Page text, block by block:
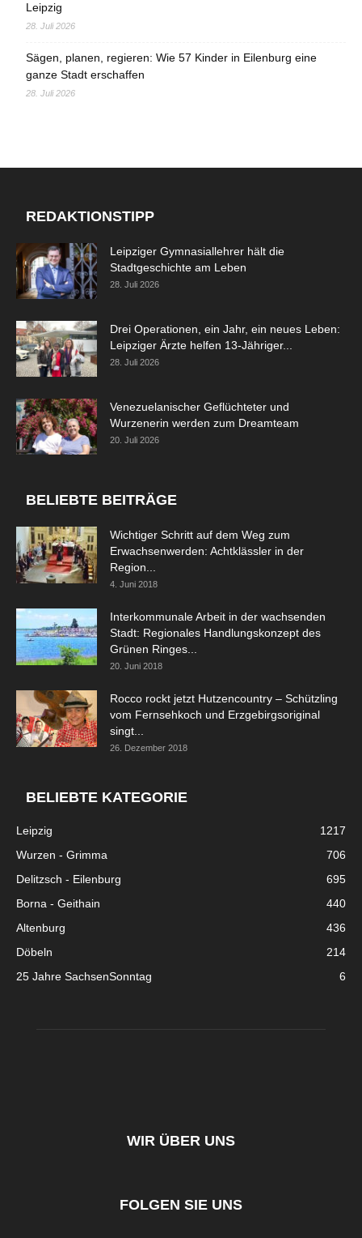
Leipzig
28. Juli 2026
Sägen, planen, regieren: Wie 57 Kinder in Eilenburg eine
ganze Stadt erschaffen
28. Juli 2026
REDAKTIONSTIPP
Leipziger Gymnasiallehrer hält die
Stadtgeschichte am Leben
28. Juli 2026
Drei Operationen, ein Jahr, ein neues Leben:
Leipziger Ärzte helfen 13-Jähriger...
28. Juli 2026
Venezuelanischer Geflüchteter und
Wurzenerin werden zum Dreamteam
20. Juli 2026
BELIEBTE BEITRÄGE
Wichtiger Schritt auf dem Weg zum
Erwachsenwerden: Achtklässler in der
Region...
4. Juni 2018
Interkommunale Arbeit in der wachsenden
Stadt: Regionales Handlungskonzept des
Grünen Ringes...
20. Juni 2018
Rocco rockt jetzt Hutzencountry – Schützling
vom Fernsehkoch und Erzgebirgsoriginal
singt...
26. Dezember 2018
BELIEBTE KATEGORIE
Leipzig
1217
Wurzen - Grimma
706
Delitzsch - Eilenburg
695
Borna - Geithain
440
Altenburg
436
Döbeln
214
25 Jahre SachsenSonntag
6
WIR ÜBER UNS
FOLGEN SIE UNS